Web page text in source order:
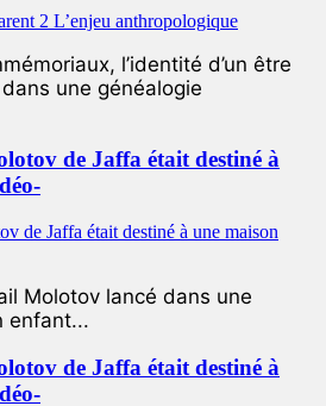
l’identité d’un être
une généalogie
de Jaffa était destiné à
Molotov lancé dans une
enfant...
de Jaffa était destiné à